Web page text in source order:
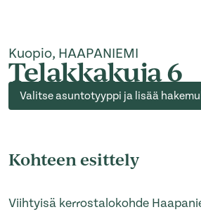
Kuopio, HAAPANIEMI
Telakkakuja 6
Valitse asuntotyyppi ja lisää
Kohteen esittely
Viihtyisä kerrostalokohde